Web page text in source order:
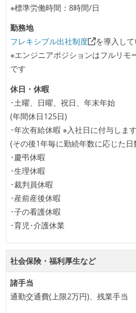
ワークフローの整備
全てのコードをバージョン管理
各メンバーが実装したコードの
ベースで行われる
自動（＝システム化され、1コマ
コードによるインフラ構成管理
Code）の環境が整備されている
オープンな情報共有
KPI などチームの目標・実績値
誰もがいつでも閲覧可能になって
労働環境の自由度
フレックスタイム制または裁量
メンバーの多様性
外国籍の開発メンバーがいる
待遇・福利厚生
入社時には、各自希望のスペッ
イが支給される
※標準労働時間：8時間/日
勤務地
フレキシブル出社制度
を導入して
※エンジニアポジションはフルリモ
です
休日・休暇
･土曜、日曜、祝日、年末年始
(年間休日125日)
･年次有給休暇 ※入社日に付与します
(その後1年毎に勤続年数に応じた日
･慶弔休暇
･生理休暇
･裁判員休暇
･産前産後休暇
･子の看護休暇
･育児･介護休業
社会保険・福利厚生など
諸手当
通勤交通費(上限2万円)、残業手当